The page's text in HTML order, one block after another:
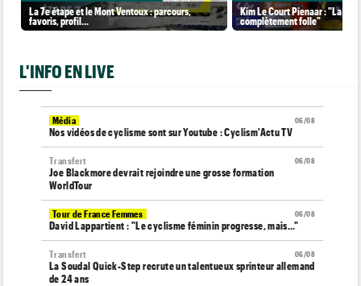
La 7e étape et le Mont Ventoux : parcours,
favoris, profil…
Kim Le Court Pienaar : "La
complètement folle"
L'INFO EN LIVE
06/08
Média
Nos vidéos de cyclisme sont sur Youtube : Cyclism'Actu TV
06/08
Transfert
Joe Blackmore devrait rejoindre une grosse formation
WorldTour
06/08
Tour de France Femmes
David Lappartient : "Le cyclisme féminin progresse, mais…"
06/08
Transfert
La Soudal Quick-Step recrute un talentueux sprinteur allemand
de 24 ans